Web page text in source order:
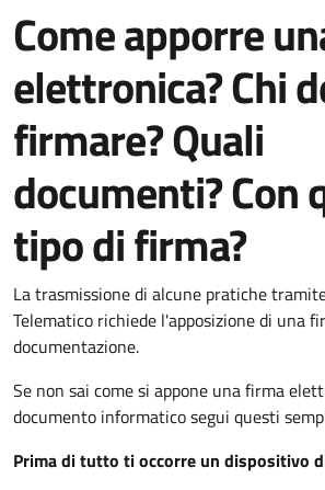
Come apporre
elettronica? Chi
firmare? Quali
documenti? Con
tipo di firma?
La trasmissione di alcune pratiche
Telematico richiede l'apposizione di una
documentazione.
Se non sai come si appone una firma
documento informatico segui questi
Prima di tutto ti occorre un dispositivo